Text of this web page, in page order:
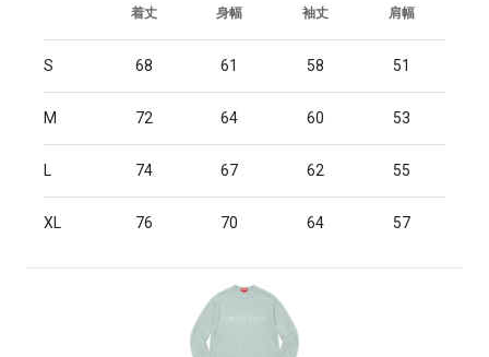
着丈 身幅 袖丈 肩幅
S 68 61 58 51
M 72 64 60 53
L 74 67 62 55
XL 76 70 64 57